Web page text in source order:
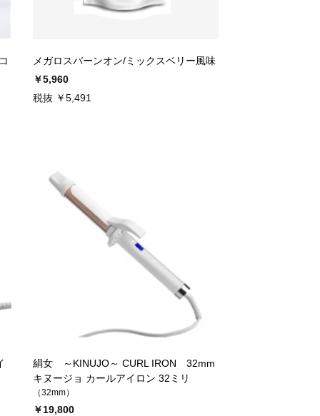
メガロスバーンオン/ミックスベリー風味
￥5,960
税抜 ￥5,491
絹女 ～KINUJO～ CURL IRON 32mm
キヌージョ カールアイロン 32ミリ
（32mm）
￥19,800